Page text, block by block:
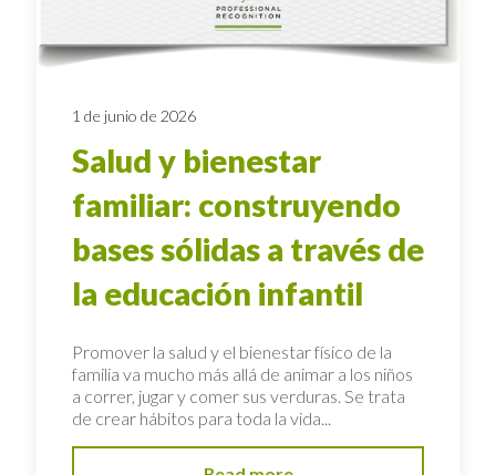
1 de junio de 2026
Salud y bienestar
familiar: construyendo
bases sólidas a través de
la educación infantil
Promover la salud y el bienestar físico de la
familia va mucho más allá de animar a los niños
a correr, jugar y comer sus verduras. Se trata
de crear hábitos para toda la vida...